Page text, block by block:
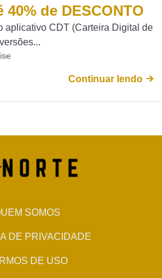
de DESCONTO
aplicativo CDT (Carteira Digital de
Continuar lendo
SOMOS
DE PRIVACIDADE
DE USO